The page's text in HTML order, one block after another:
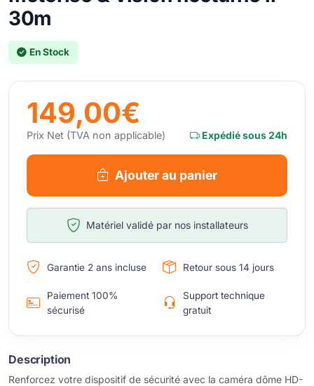
30m
En Stock
149,00€
Prix Net (TVA non applicable) Expédié sous 24h
Ajouter au panier
Matériel validé par nos installateurs
Garantie 2 ans incluse Retour sous 14 jours
Paiement 100%
sécurisé
Support technique
gratuit
Description
Renforcez votre dispositif de sécurité avec la caméra dôme HD-